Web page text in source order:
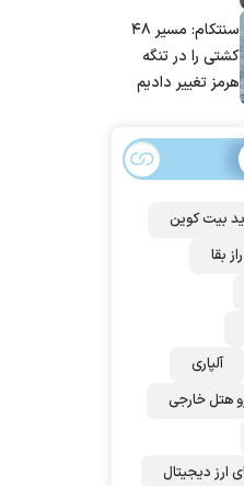
مردم ایران استسنتکام: مسیر ۴۸
کشتی را در تنگه
هرمز تغییر دادیم
بیت کوین
راز بقا
آلپاری
هتل خارجی
دیجیتال